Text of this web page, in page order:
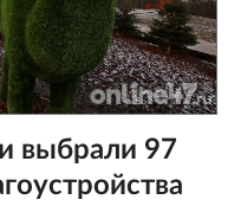
выбрали 97